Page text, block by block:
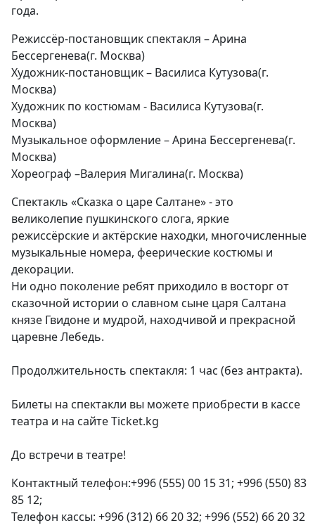
года.
Режиссёр-постановщик спектакля – Арина
Бессергенева(г. Москва)
Художник-постановщик – Василиса Кутузова(г.
Москва)
Художник по костюмам - Василиса Кутузова(г.
Москва)
Музыкальное оформление – Арина Бессергенева(г.
Москва)
Хореограф –Валерия Мигалина(г. Москва)
Спектакль «Сказка о царе Салтане» - это
великолепие пушкинского слога, яркие
режиссёрские и актёрские находки, многочисленные
музыкальные номера, феерические костюмы и
декорации.
Ни одно поколение ребят приходило в восторг от
сказочной истории о славном сыне царя Салтана
князе Гвидоне и мудрой, находчивой и прекрасной
царевне Лебедь.
Продолжительность спектакля: 1 час (без антракта).
Билеты на спектакли вы можете приобрести в кассе
театра и на сайте Ticket.kg
До встречи в театре!
Контактный телефон:+996 (555) 00 15 31; +996 (550) 83
85 12;
Телефон кассы: +996 (312) 66 20 32; +996 (552) 66 20 32